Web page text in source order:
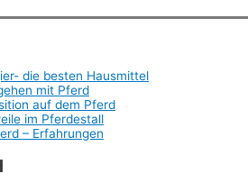
die besten Hausmittel
mit Pferd
auf dem Pferd
im Pferdestall
– Erfahrungen